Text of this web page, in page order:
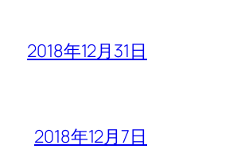
2018年12月31日
2018年12月7日